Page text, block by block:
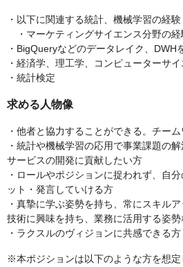
・以下に関連する統計、機械学習の経験
・マーケティングサイエンス分野の経
・BigQueryなどのデータレイク、DWH
・経済学、理工学、コンピューターサ
・統計検定
求める人物像
・他者と協力することができる。チー
・統計や機械学習の応用で事業課題の
サービスの開発に貢献したい方
・ロールやポジションに捉われず、自
ット・発言していける方
・真摯に学ぶ姿勢を持ち、常にスキル
技術に興味を持ち、業務に活用する姿勢
・ラクスルのヴィジョンに共感できる方
※本ポジションは以下のような方を想定